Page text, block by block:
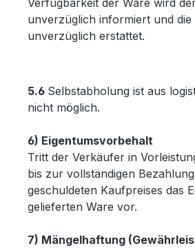
Verfügbarkeit der Ware wird
unverzüglich informiert und die
unverzüglich erstattet.
5.6 Selbstabholung ist aus
nicht möglich.
6) Eigentumsvorbehalt
Tritt der Verkäufer in
bis zur vollständigen
geschuldeten Kaufpreises das
gelieferten Ware vor.
7) Mängelhaftung